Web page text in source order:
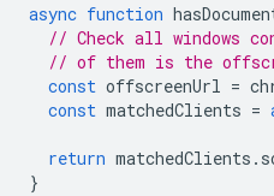
async function
// Check all windows
// of them is the
const offscreenUrl =
const matchedClients =
return matchedClients .
}